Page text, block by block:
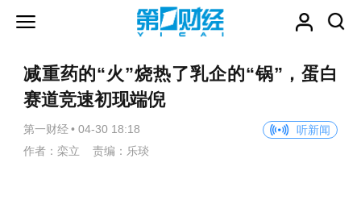
减重药的“火”烧热了乳企的“锅”，蛋白
赛道竞速初现端倪
第一财经 • 04-30 18:18
听新闻
作者：栾立 责编：乐琰